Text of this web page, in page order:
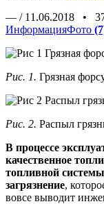
— / 11.06.2018 •
ИнформацияФото
Рис. 1. Грязная
Рис. 2. Распыл
В процессе
качественное
топливной
загрязнение,
вовсе выводит